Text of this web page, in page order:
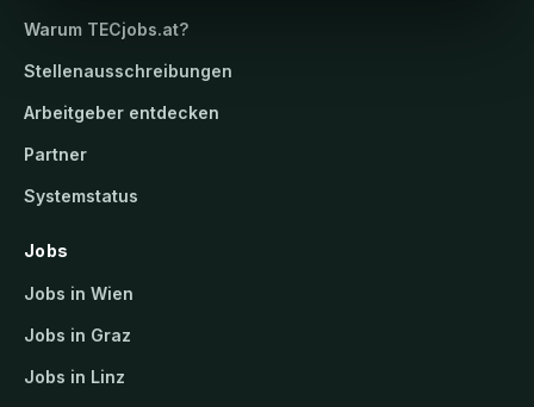
Warum TECjobs.at?
Stellenausschreibungen
Arbeitgeber entdecken
Partner
Systemstatus
Jobs
Jobs in Wien
Jobs in Graz
Jobs in Linz